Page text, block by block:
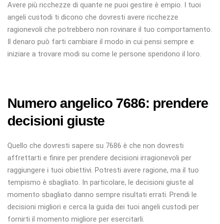
Avere più ricchezze di quante ne puoi gestire è empio. I tuoi
angeli custodi ti dicono che dovresti avere ricchezze
ragionevoli che potrebbero non rovinare il tuo comportamento.
Il denaro può farti cambiare il modo in cui pensi sempre e
iniziare a trovare modi su come le persone spendono il loro.
Numero angelico 7686: prendere
decisioni giuste
Quello che dovresti sapere su 7686 è che non dovresti
affrettarti e finire per prendere decisioni irragionevoli per
raggiungere i tuoi obiettivi. Potresti avere ragione, ma il tuo
tempismo è sbagliato. In particolare, le decisioni giuste al
momento sbagliato danno sempre risultati errati. Prendi le
decisioni migliori e cerca la guida dei tuoi angeli custodi per
fornirti il ​​momento migliore per esercitarli.